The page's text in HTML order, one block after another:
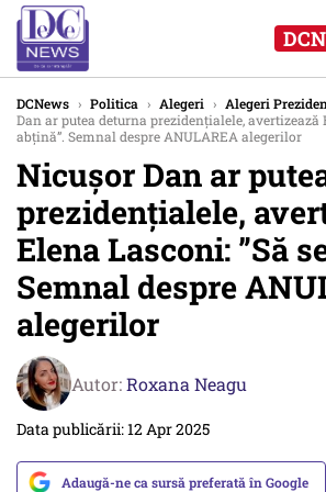
DCNews › Politica › Alegeri › Alegeri
Dan ar putea deturna prezidențialele, avertizează
abțină”. Semnal despre ANULAREA alegerilor
Nicușor Dan ar
prezidențialele,
Elena Lasconi: ”Să
Semnal despre
alegerilor
Autor:Roxana Neagu
Data publicării: 12 Apr 2025
Adaugă-ne ca sursă preferată în Google